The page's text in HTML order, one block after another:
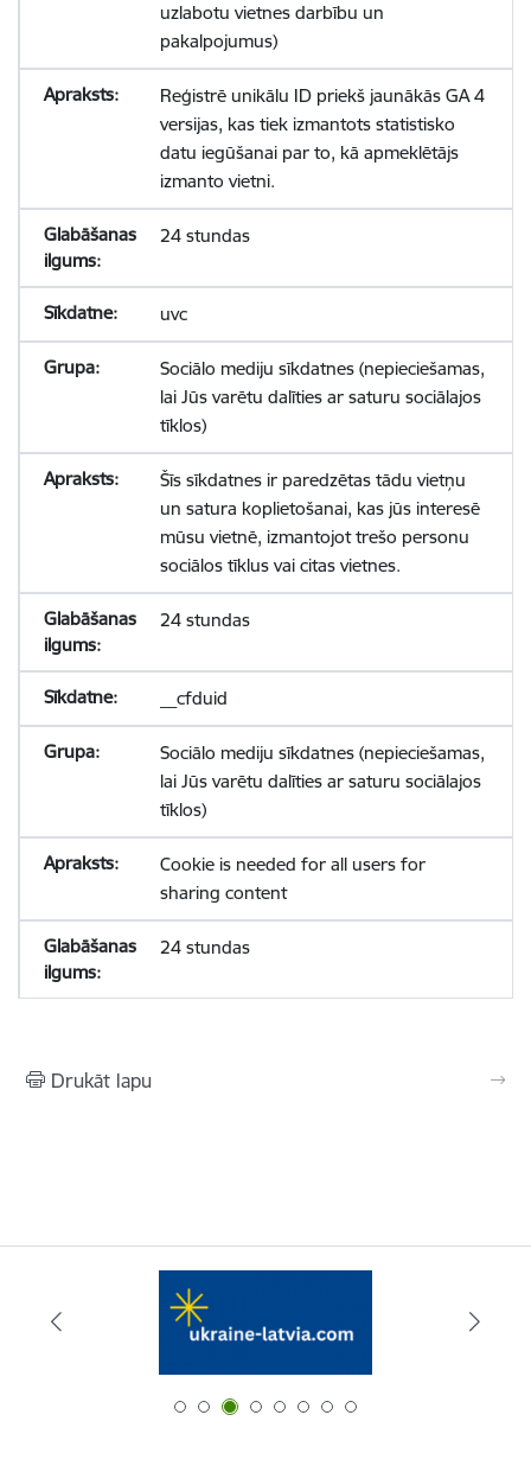
uzlabotu vietnes darbību un
pakalpojumus)
Reģistrē unikālu ID priekš jaunākās GA 4
versijas, kas tiek izmantots statistisko
datu iegūšanai par to, kā apmeklētājs
izmanto vietni.
24 stundas
uvc
Sociālo mediju sīkdatnes (nepieciešamas,
lai Jūs varētu dalīties ar saturu sociālajos
tīklos)
Šīs sīkdatnes ir paredzētas tādu vietņu
un satura koplietošanai, kas jūs interesē
mūsu vietnē, izmantojot trešo personu
sociālos tīklus vai citas vietnes.
24 stundas
__cfduid
Sociālo mediju sīkdatnes (nepieciešamas,
lai Jūs varētu dalīties ar saturu sociālajos
tīklos)
Cookie is needed for all users for
sharing content
24 stundas
Drukāt lapu